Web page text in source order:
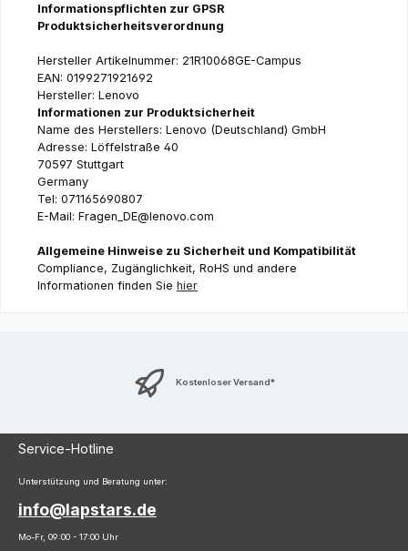
Informationspflichten zur GPSR
Produktsicherheitsverordnung
Hersteller Artikelnummer: 21R10068GE-Campus
EAN: 0199271921692
Hersteller: Lenovo
Informationen zur Produktsicherheit
Name des Herstellers: Lenovo (Deutschland) GmbH
Adresse: Löffelstraße 40
70597 Stuttgart
Germany
Tel: 071165690807
E-Mail: Fragen_DE@lenovo.com
Allgemeine Hinweise zu Sicherheit und Kompatibilität
Compliance, Zugänglichkeit, RoHS und andere
Informationen finden Sie hier
Kostenloser Versand*
Service-Hotline
Unterstützung und Beratung unter:
info@lapstars.de
Mo-Fr, 09:00 - 17:00 Uhr